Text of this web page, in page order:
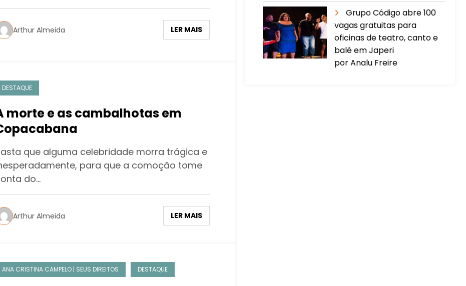
Arthur Almeida LER MAIS
DESTAQUE
morte e as cambalhotas em
que alguma celebridade morra trágica e
para que a comoção tome
do…
Arthur Almeida LER MAIS
ANA CRISTINA CAMPELO | SEUS DIREITOS DESTAQUE
Grupo Código abre 100
vagas gratuitas para
oficinas de teatro, canto e
balé em Japeri
por Analu Freire